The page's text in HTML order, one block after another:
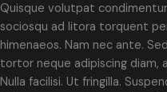
Quisque volutpat
sociosqu ad litora torquent
himenaeos. Nam nec ante.
tortor neque adipiscing diam,
Nulla facilisi. Ut fringilla.